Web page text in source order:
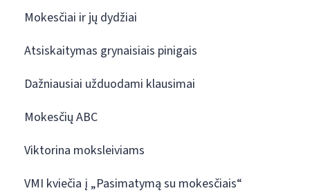
Mokesčiai ir jų dydžiai
Atsiskaitymas grynaisiais pinigais
Dažniausiai užduodami klausimai
Mokesčių ABC
Viktorina moksleiviams
VMI kviečia į „Pasimatymą su mokesčiais“